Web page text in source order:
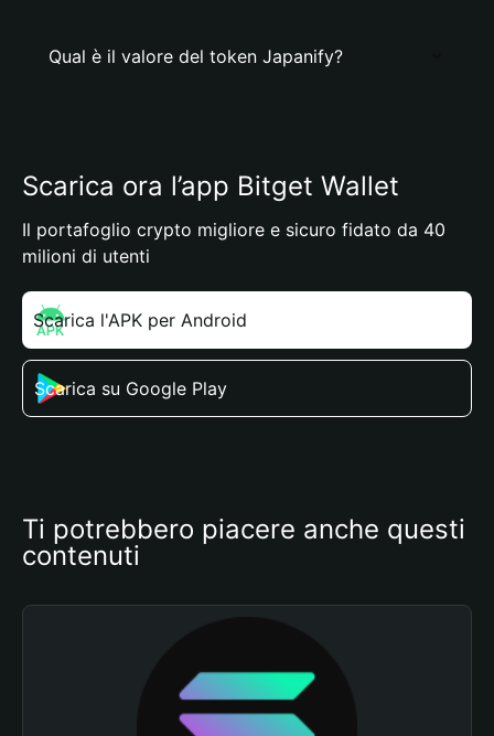
Qual è il valore del token Japanify?
Scarica ora l’app Bitget Wallet
Il portafoglio crypto migliore e sicuro fidato da 40
milioni di utenti
Scarica l'APK per Android
Scarica su Google Play
Ti potrebbero piacere anche questi
contenuti